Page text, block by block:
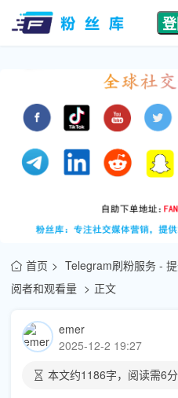
首页
Telegram刷粉服务 -
阅者和观看量
正文
emer
2025-12-2 19:27
本文约1186字，阅读需6